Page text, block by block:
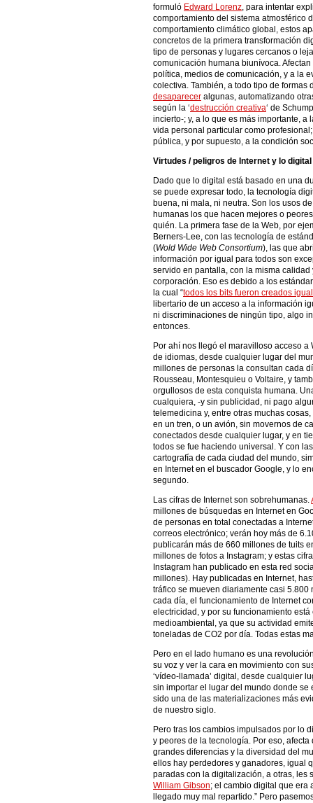
formuló Edward Lorenz, para intentar
comportamiento del sistema atmosférico
comportamiento climático global, estos
concretos de la primera transformación
tipo de personas y lugares cercanos o
comunicación humana biunívoca.
política, medios de comunicación, y a la
colectiva. También, a todo tipo de
desaparecer algunas, automatizando
según la ‘destrucción creativa‘ de
incierto-; y, a lo que es más importante,
vida personal particular como
pública, y por supuesto, a la condición
Virtudes / peligros de Internet y lo digital
Dado que lo digital está basado en una
se puede expresar todo, la tecnología
buena, ni mala, ni neutra. Son los usos
humanas los que hacen mejores o
quién. La primera fase de la Web, por
Berners-Lee, con las tecnología de
(Wold Wide Web Consortium), las que
información por igual para todos son
servido en pantalla, con la misma
corporación. Eso es debido a los
la cual “todos los bits fueron creados
libertario de un acceso a la información
ni discriminaciones de ningún tipo, algo
entonces.
Por ahí nos llegó el maravilloso acceso
de idiomas, desde cualquier lugar del
millones de personas la consultan cada
Rousseau, Montesquieu o Voltaire, y
orgullosos de esta conquista humana.
cualquiera, -y sin publicidad, ni pago
telemedicina y, entre otras muchas
en un tren, o un avión, sin movernos de
conectados desde cualquier lugar, y en
todos se fue haciendo universal. Y con
cartografía de cada ciudad del mundo,
en Internet en el buscador Google, y lo
segundo.
Las cifras de Internet son sobrehumanas.
millones de búsquedas en Internet en
de personas en total conectadas a
correos electrónico; verán hoy más de
publicarán más de 660 millones de tuits
millones de fotos a Instagram; y estas
Instagram han publicado en esta red
millones). Hay publicadas en Internet,
tráfico se mueven diariamente casi
cada día, el funcionamiento de Internet
electricidad, y por su funcionamiento
medioambiental, ya que su actividad
toneladas de CO2 por día. Todas estas
Pero en el lado humano es una
su voz y ver la cara en movimiento con
‘vídeo-llamada’ digital, desde cualquier
sin importar el lugar del mundo donde
sido una de las materializaciones más
de nuestro siglo.
Pero tras los cambios impulsados por lo
y peores de la tecnología. Por eso,
grandes diferencias y la diversidad del
ellos hay perdedores y ganadores, igual
paradas con la digitalización, a otras, les
William Gibson; el cambio digital que era
llegado muy mal repartido.” Pero